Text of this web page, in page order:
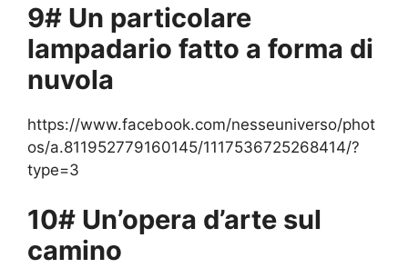
9# Un particolare
lampadario fatto a forma di
nuvola
https://www.facebook.com/nesseuniverso/phot
os/a.811952779160145/1117536725268414/?
type=3
10# Un’opera d’arte sul
camino